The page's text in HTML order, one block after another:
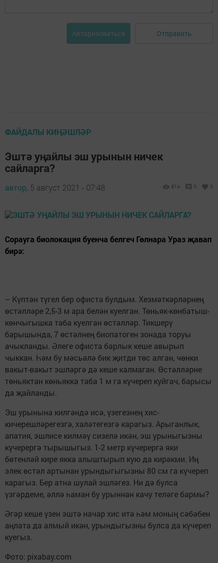
Авторизоваться Отправить
ФАЙДАЛЫ КИҢӘШЛӘР
Эштә уңайлы эш урынын ничек
сайларга?
автор, 5 август 2021 - 07:48 814 0 0
Сорауга биолокация буенча белгеч Гөлнара Ураз җавап
бирә:
– Күптән түгел бер офиста булдым. Хезмәткәрләрнең
өстәлләре 2,5-3 м ара белән куелган. Төньяк-көнбатыш-
көнчыгышка таба куелган өстәлләр. Тикшерү
барышында, 7 өстәлнең биопатоген зонада торуы
ачыкланды. Әлеге офиста барлык кеше авырып
чыккан. Һәм бу мәсьәлә бик җитди төс алган, чөнки
вакыт-вакыт эшләргә дә кеше калмаган. Өстәлләрне
төньяктан көньякка таба 1 м га күчереп куйгач, барысы
да җайланды.
Эш урынына килгәндә исә, үзегезнең хис-
кичерешләрегезгә, халәтегезгә карагыз. Арыганлык,
апатия, эшлисе килмәү сизелә икән, эш урыныгызны
күчерергә тырышыгыз. 1-2 метр күчерергә яки
бөтенләй кире якка алыштырып кую да кирәкми. Иң
элек өстәл артынан урындыгыгызны 80 см га күчереп
карагыз. Бер атна шулай эшләгез. Ни дә булса
үзгәрдеме, әллә һаман бу урыннан качу теләге бармы?
Әгәр кеше үзен эштә начар хис итә һәм моның сәбәбен
аңлата да алмый икән, урындыгызны булса да күчереп
куегыз.
Фото: pixabay.com